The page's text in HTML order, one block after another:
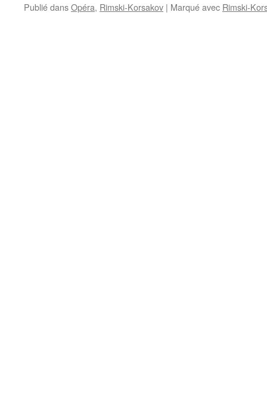
Publié dansOpéra, Rimski-Korsakov | Marqué avec Rimski-